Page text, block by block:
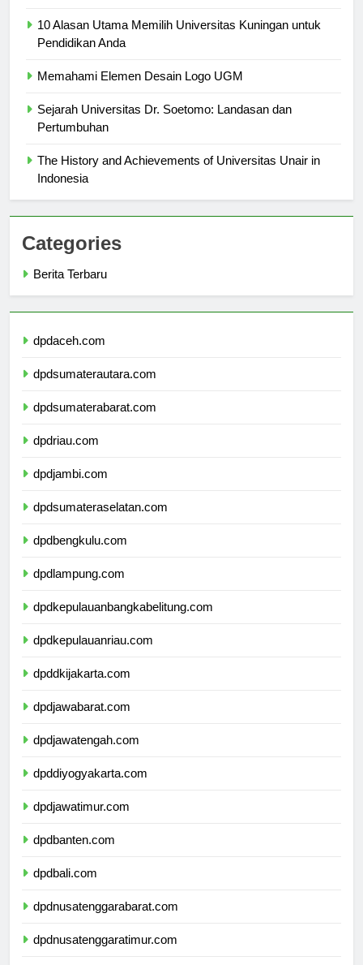
10 Alasan Utama Memilih Universitas Kuningan untuk
Pendidikan Anda
Memahami Elemen Desain Logo UGM
Sejarah Universitas Dr. Soetomo: Landasan dan
Pertumbuhan
The History and Achievements of Universitas Unair in
Indonesia
Categories
Berita Terbaru
dpdaceh.com
dpdsumaterautara.com
dpdsumaterabarat.com
dpdriau.com
dpdjambi.com
dpdsumateraselatan.com
dpdbengkulu.com
dpdlampung.com
dpdkepulauanbangkabelitung.com
dpdkepulauanriau.com
dpddkijakarta.com
dpdjawabarat.com
dpdjawatengah.com
dpddiyogyakarta.com
dpdjawatimur.com
dpdbanten.com
dpdbali.com
dpdnusatenggarabarat.com
dpdnusatenggaratimur.com